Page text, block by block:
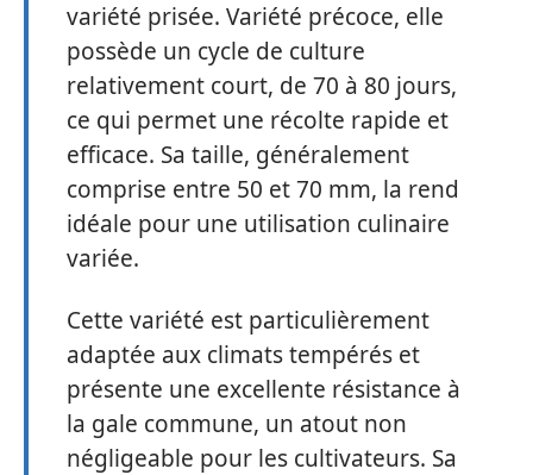
variété prisée. Variété précoce, elle
possède un cycle de culture
relativement court, de 70 à 80 jours,
ce qui permet une récolte rapide et
efficace. Sa taille, généralement
comprise entre 50 et 70 mm, la rend
idéale pour une utilisation culinaire
variée.
Cette variété est particulièrement
adaptée aux climats tempérés et
présente une excellente résistance à
la gale commune, un atout non
négligeable pour les cultivateurs. Sa